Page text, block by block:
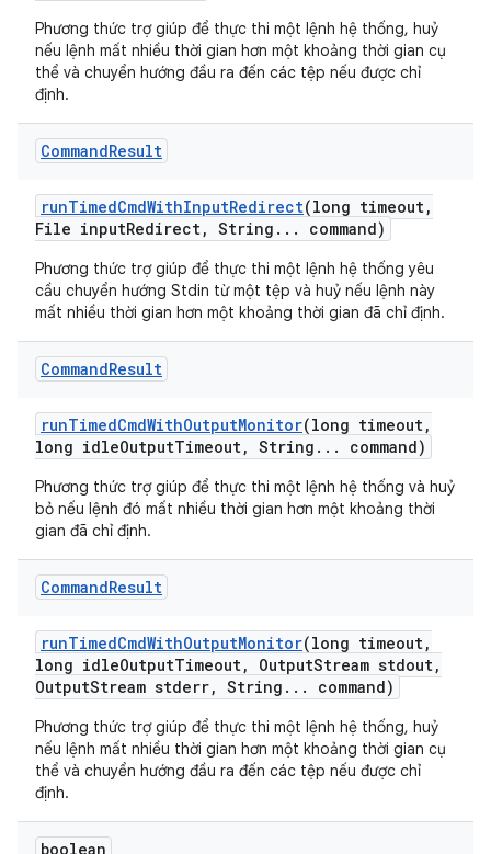
Phương thức trợ giúp để thực thi một lệnh hệ thống, huỷ
nếu lệnh mất nhiều thời gian hơn một khoảng thời gian cụ
thể và chuyển hướng đầu ra đến các tệp nếu được chỉ
định.
CommandResult
runTimedCmdWithInputRedirect(long timeout,
File inputRedirect, String . . . command)
Phương thức trợ giúp để thực thi một lệnh hệ thống yêu
cầu chuyển hướng Stdin từ một tệp và huỷ nếu lệnh này
mất nhiều thời gian hơn một khoảng thời gian đã chỉ định.
CommandResult
runTimedCmdWithOutputMonitor(long timeout,
long idleOutputTimeout, String . . . command)
Phương thức trợ giúp để thực thi một lệnh hệ thống và huỷ
bỏ nếu lệnh đó mất nhiều thời gian hơn một khoảng thời
gian đã chỉ định.
CommandResult
runTimedCmdWithOutputMonitor(long timeout,
long idleOutputTimeout, OutputStream stdout,
OutputStream stderr, String . . . command)
Phương thức trợ giúp để thực thi một lệnh hệ thống, huỷ
nếu lệnh mất nhiều thời gian hơn một khoảng thời gian cụ
thể và chuyển hướng đầu ra đến các tệp nếu được chỉ
định.
boolean